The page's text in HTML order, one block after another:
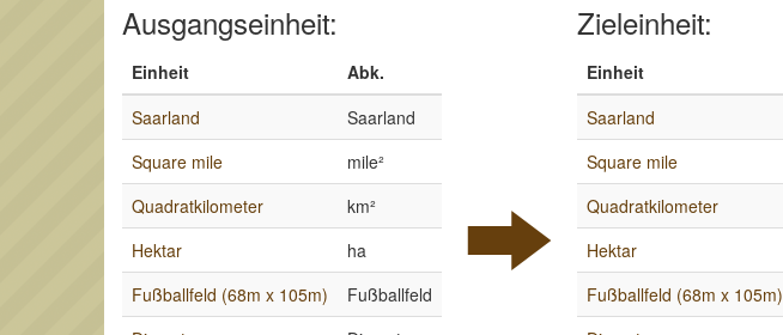
Ausgangseinheit:
Einheit
Abk.
Saarland
Saarland
Square mile
mile²
Quadratkilometer
km²
Hektar
ha
Fußballfeld (68m x 105m)
Fußballfeld
Zieleinheit:
Einheit
Saarland
Square mile
Quadratkilometer
Hektar
Fußballfeld (68m x 105m)